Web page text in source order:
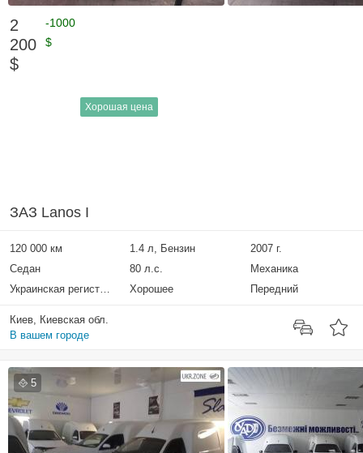
2
200
$
-1000
$
Хорошая цена
ЗАЗ Lanos I
120 000 км 1.4 л, Бензин
2007 г.
Седан
80 л.с.
Механика
Украинская регистрация
Хорошее Передний
Киев, Киевская обл.
В вашем городе
5